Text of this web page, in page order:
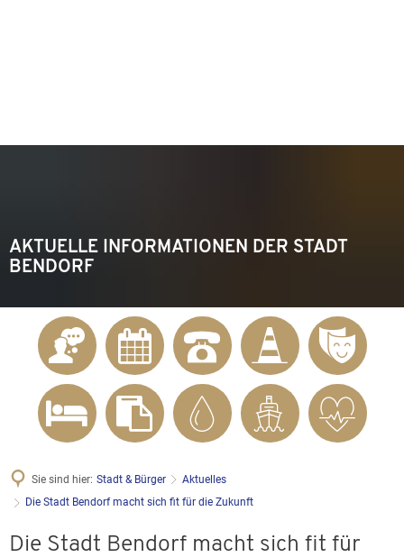
AKTUELLE INFORMATIONEN DER STADT
BENDORF
Sie sind hier: Stadt & Bürger
Aktuelles
Die Stadt Bendorf macht sich fit für die Zukunft
Die Stadt Bendorf macht sich fit für